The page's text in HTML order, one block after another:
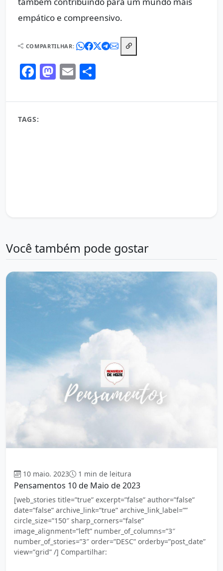
empático e compreensivo.
COMPARTILHAR:
Facebook
Mastodon
Email
TAGS:
Você também pode gostar
10 maio. 2023 1 min de leitura
Pensamentos 10 de Maio de 2023
[web_stories title=”true” excerpt=”false” author=”false”
date=”false” archive_link=”true” archive_link_label=””
circle_size=”150″ sharp_corners=”false”
image_alignment=”left” number_of_columns=”3″
number_of_stories=”3″ order=”DESC” orderby=”post_date”
view=”grid” /] Compartilhar: